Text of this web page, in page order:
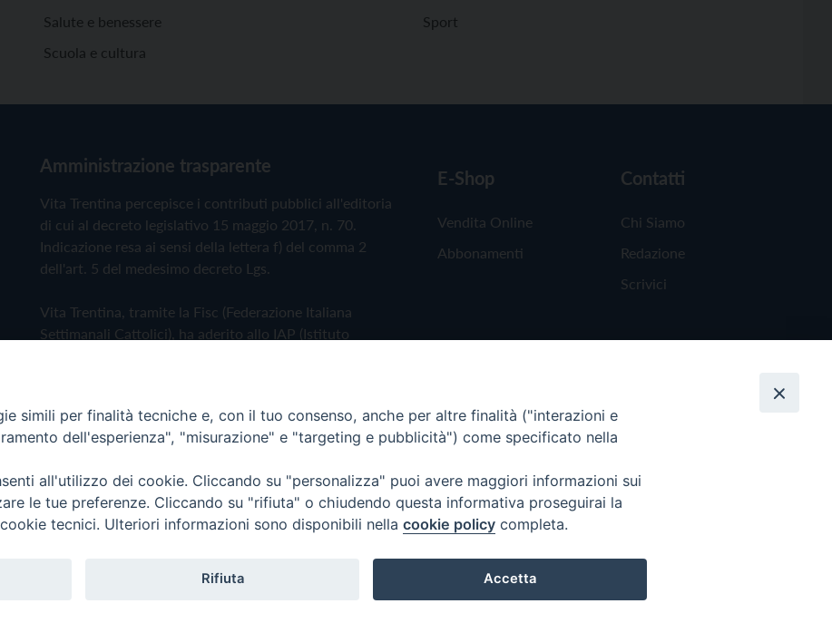
Salute e benessere
Scuola e cultura
Sport
Amministrazione trasparente
Vita Trentina percepisce i contributi pubblici all'editoria
di cui al decreto legislativo 15 maggio 2017, n. 70.
Indicazione resa ai sensi della lettera f) del comma 2
dell'art. 5 del medesimo decreto Lgs.
Vita Trentina, tramite la Fisc (Federazione Italiana
Settimanali Cattolici), ha aderito allo IAP (Istituto
Privacy Policy Cookie Policy
E-Shop
Vendita Online
Abbonamenti
Contatti
Chi Siamo
Redazione
Scrivici
Trentina Editrice
simili per finalità tecniche e, con il tuo consenso, anche per altre finalità ("interazioni e
dell'esperienza", "misurazione" e "targeting e pubblicità") come specificato nella
all'utilizzo dei cookie. Cliccando su "personalizza" puoi avere maggiori informazioni sui
le tue preferenze. Cliccando su "rifiuta" o chiudendo questa informativa proseguirai la
tecnici. Ulteriori informazioni sono disponibili nella cookie policy completa.
Rifiuta Accetta